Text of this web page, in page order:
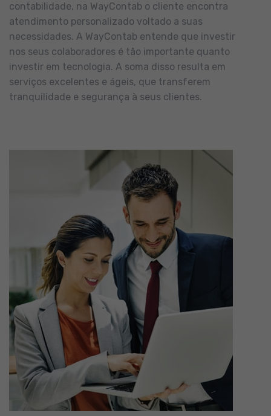
contabilidade, na WayContab o cliente encontra
atendimento personalizado voltado a suas
necessidades. A WayContab entende que investir
nos seus colaboradores é tão importante quanto
investir em tecnologia. A soma disso resulta em
serviços excelentes e ágeis, que transferem
tranquilidade e segurança à seus clientes.